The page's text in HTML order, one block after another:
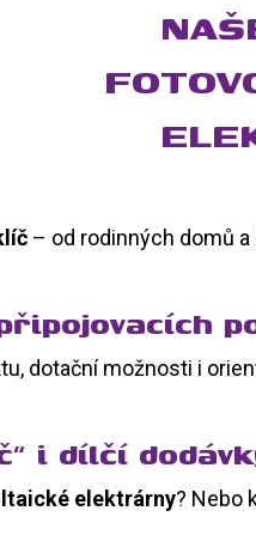
– od rodinných domů
dotační možnosti i
i dílčí
elektrárny? Nebo